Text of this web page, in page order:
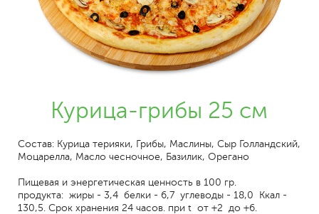
Курица-грибы 25 см
Состав: Курица терияки, Грибы, Маслины, Сыр Голландский,
Моцарелла, Масло чесночное, Базилик, Орегано
Пищевая и энергетическая ценность в 100 гр.
продукта: жиры - 3,4 белки - 6,7 углеводы - 18,0 Ккал -
130,5. Срок хранения 24 часов. при t от +2 до +6.